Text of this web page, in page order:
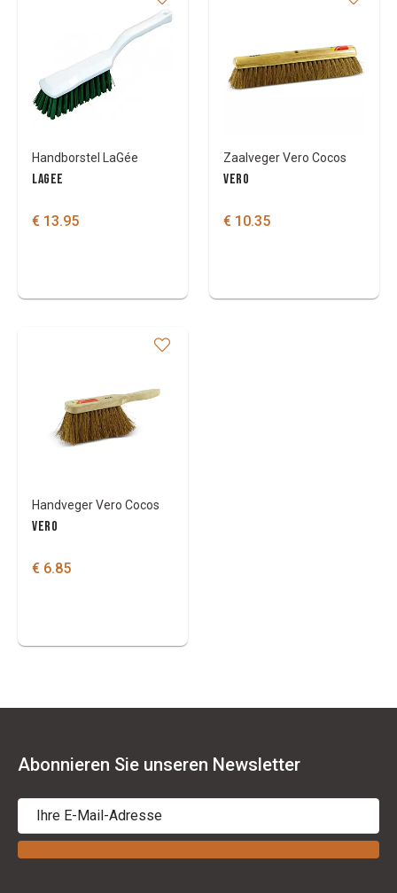
Handborstel LaGée
LAGEE
€ 13.95
Zaalveger Vero Cocos
VERO
€ 10.35
Handveger Vero Cocos
VERO
€ 6.85
Abonnieren Sie unseren Newsletter